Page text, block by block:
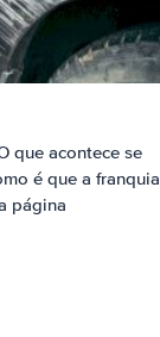
que acontece se
é que a franquia
página